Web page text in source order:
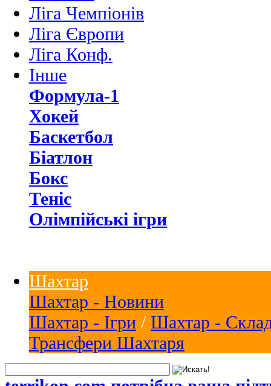
Ліга Чемпіонів
Ліга Європи
Ліга Конф.
Інше
Формула-1
Хокей
Баскетбол
Біатлон
Бокс
Теніс
Олімпійські ігри
Шахтар
Шахтар - Новини
Шахтар - Ігри / Шахтар -
Трансфери Шахтаря